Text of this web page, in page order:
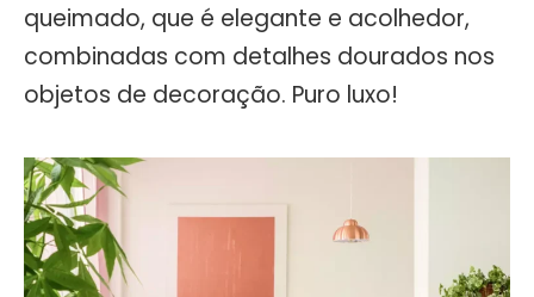
queimado, que é elegante e acolhedor,
combinadas com detalhes dourados nos
objetos de decoração. Puro luxo!